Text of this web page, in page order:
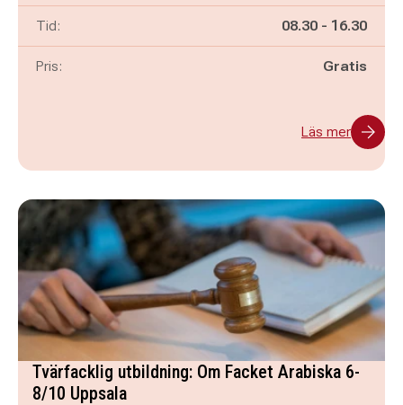
Tid: Pågår mellan
08.30 - och
16.30
Pris: Gratis
Läs mer
Tvärfacklig utbildning: Om Facket Arabiska 6-
8/10 Uppsala